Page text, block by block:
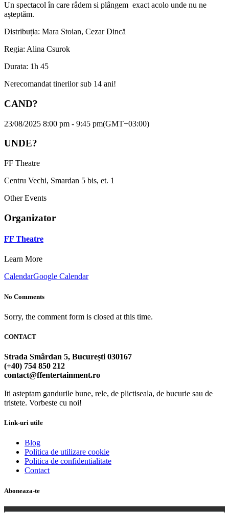
Un spectacol în care râdem si plângem exact acolo unde nu ne
așteptăm.
Distribuția: Mara Stoian, Cezar Dincă
Regia: Alina Csurok
Durata: 1h 45
Nerecomandat tinerilor sub 14 ani!
CAND?
23/08/2025 8:00 pm - 9:45 pm(GMT+03:00)
UNDE?
FF Theatre
Centru Vechi, Smardan 5 bis, et. 1
Other Events
Organizator
FF Theatre
Learn More
CalendarGoogle Calendar
No Comments
Sorry, the comment form is closed at this time.
CONTACT
Strada Smârdan 5, București 030167
(+40) 754 850 212
contact@ffentertainment.ro
Iti asteptam gandurile bune, rele, de plictiseala, de bucurie sau de
tristete. Vorbeste cu noi!
Link-uri utile
Blog
Politica de utilizare cookie
Politica de confidentialitate
Contact
Aboneaza-te